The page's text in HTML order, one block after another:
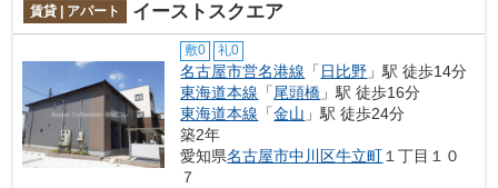
賃貸 | アパート イーストスクエア
敷0 礼0
名古屋市営名港線 「 日比野 」駅 徒歩14分
東海道本線 「尾頭橋 」駅 徒歩16分
東海道本線 「金山 」駅 徒歩24分
築2年
愛知県名古屋市中川区牛立町１丁目１０
７